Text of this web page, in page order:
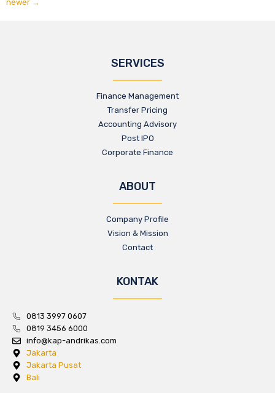
newer →
SERVICES
Finance Management
Transfer Pricing
Accounting Advisory
Post IPO
Corporate Finance
ABOUT
Company Profile
Vision & Mission
Contact
KONTAK
0813 3997 0607
0819 3456 6000
info@kap-andrikas.com
Jakarta
Jakarta Pusat
Bali